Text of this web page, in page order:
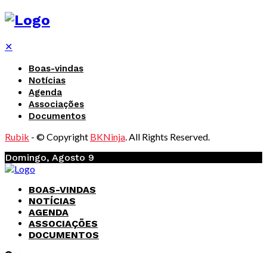
✕
Boas-vindas
Notícias
Agenda
Associações
Documentos
Rubik - © Copyright BKNinja. All Rights Reserved.
Domingo, Agosto 9
BOAS-VINDAS
NOTÍCIAS
AGENDA
ASSOCIAÇÕES
DOCUMENTOS